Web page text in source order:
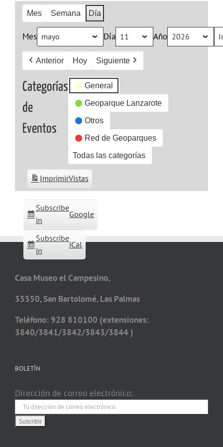
Mes Semana Día
Mes Día Año
Anterior Hoy Siguiente
Categorías
de
Eventos
General
Geoparque Lanzarote
Otros
Red de Geoparques
Todas las categorías
Subscribe
in
Google
Subscribe
in
iCal
ImprimirVistas
Casa Museo el Campesino,
35550, San Bartolomé, Las Palmas
Teléfono: 928 810100 (extensiones:
3840/3841/3842/3843/3844 )
BOLETÍN
Dirección de correo electrónico: